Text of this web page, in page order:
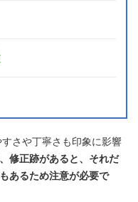
さや丁寧さも印象に影響
修正跡があると、それだ
あるため注意が必要で